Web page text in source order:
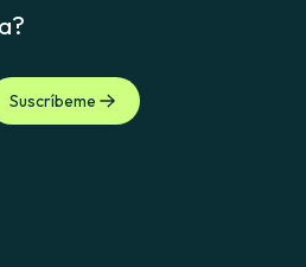
Suscríbeme